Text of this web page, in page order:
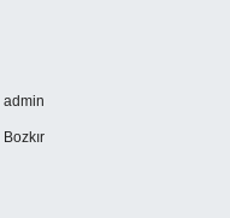
admin
Bozkır